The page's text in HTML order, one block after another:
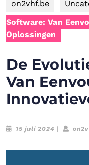
on2vhf.be
Software: Van
Oplossingen
De
Van
15 juli 2024 15